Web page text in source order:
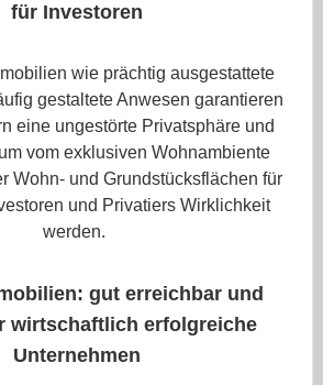
für Investoren
wie prächtig ausgestattete
gestaltete Anwesen garantieren
eine ungestörte Privatsphäre und
vom exklusiven Wohnambiente
Wohn- und Grundstücksflächen für
und Privatiers Wirklichkeit
werden.
gut erreichbar und
wirtschaftlich erfolgreiche
Unternehmen